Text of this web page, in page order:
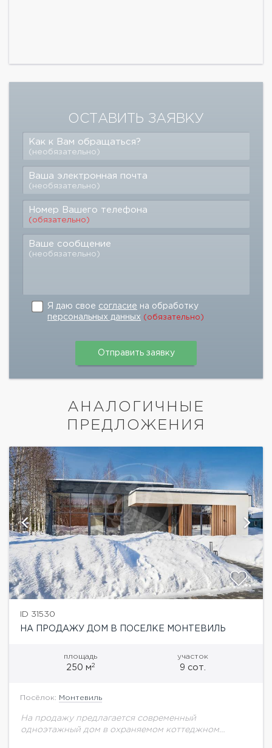
ОСТАВИТЬ ЗАЯВКУ
Как к Вам обращаться?
(необязательно)
Ваша электронная почта
(необязательно)
Номер Вашего телефона
(обязательно)
Ваше сообщение
(необязательно)
Я даю свое согласие на обработку
персональных данных (обязательно)
АНАЛОГИЧНЫЕ
ПРЕДЛОЖЕНИЯ
ID 31530
НА ПРОДАЖУ ДОМ В ПОСЕЛКЕ МОНТЕВИЛЬ
площадь
250 м2
участок
9 сот.
Посёлок: Монтевиль
На продажу предлагается современный
одноэтажный дом в охраняемом коттеджном